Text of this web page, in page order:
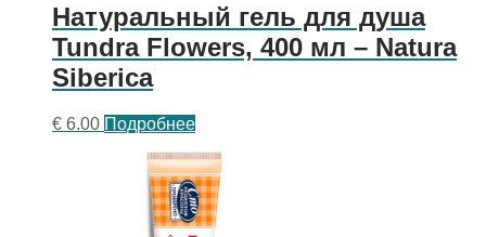
Натуральный гель для душа
Tundra Flowers, 400 мл – Natura
Siberica
€ 6.00 Подробнее